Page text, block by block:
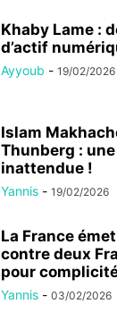
Khaby Lame :
d’actif
Ayyoub - 19/02/2026
Islam
Thunberg :
inattendue !
Yannis - 19/02/2026
La France
contre deux
pour
Yannis - 03/02/2026